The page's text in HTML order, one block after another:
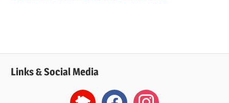
Links & Social Media
nextdoor2facebookinstagram